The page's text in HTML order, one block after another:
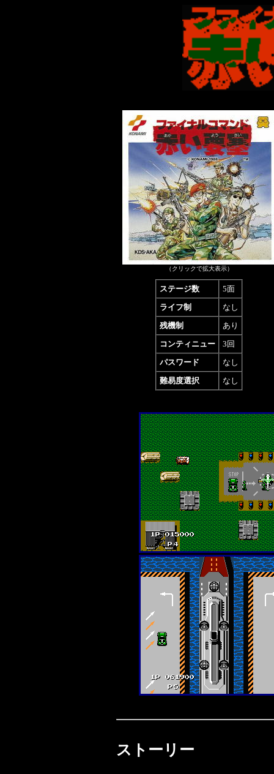
（クリックで拡大表示）
ステージ数
5面
ライフ制
なし
残機制
あり
コンティニュー
3回
パスワード
なし
難易度選択
なし
ストーリー